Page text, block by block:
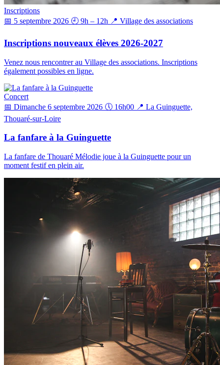
Inscriptions
📅 5 septembre 2026 🕘 9h – 12h 📍 Village des associations
Inscriptions nouveaux élèves 2026-2027
Venez nous rencontrer au Village des associations. Inscriptions
également possibles en ligne.
Concert
📅 Dimanche 6 septembre 2026 🕔 16h00 📍 La Guinguette,
Thouaré-sur-Loire
La fanfare à la Guinguette
La fanfare de Thouaré Mélodie joue à la Guinguette pour un
moment festif en plein air.